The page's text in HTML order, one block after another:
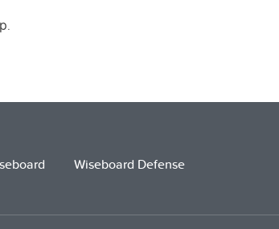
Wiseboard Defense